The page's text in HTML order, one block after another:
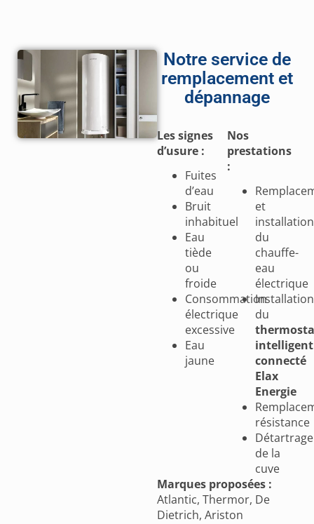
Notre service de
remplacement et
dépannage
Les signes
d’usure :
Fuites
d’eau
Bruit
inhabituel
Eau
tiède
ou
froide
Consommation
électrique
excessive
Eau
jaune
Nos
prestations
:
et
installation
du
chauffe-
eau
électrique
Installation
du
intelligent
connecté
Elax
Energie
résistance
Détartrage
de la
cuve
Marques proposées :
Atlantic, Thermor, De
Dietrich, Ariston